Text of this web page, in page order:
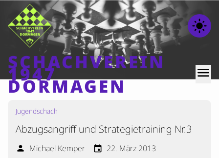
light_mode
SCHACHVEREIN
1947
DORMAGEN
menu
Home
Beiträge
Mannschaften
Jugendschach
Abzugsangriff und Strategietraining Nr.3
person Michael Kemper event 22. März 2013